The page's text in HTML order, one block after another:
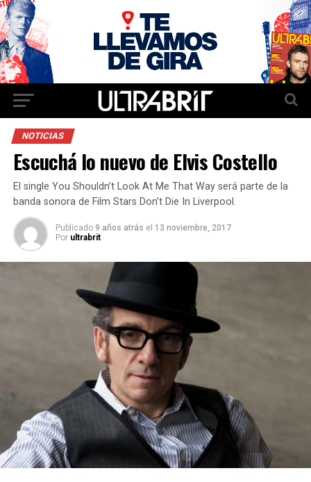
NOTICIAS
Escuchá lo nuevo de Elvis Costello
El single You Shouldn’t Look At Me That Way será parte de la
banda sonora de Film Stars Don’t Die In Liverpool.
Publicado 9 años atrás el 13 noviembre, 2017
Por ultrabrit